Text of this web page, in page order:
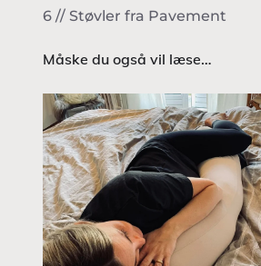
6 // Støvler fra Pavement
Måske du også vil læse…